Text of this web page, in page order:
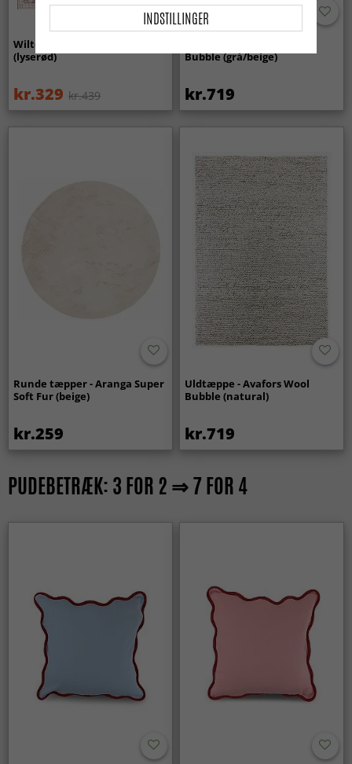
Wilton-tæppe - Gombalia
(lyserød)
kr.329 kr.439
Bubble (grå/beige)
kr.719
Runde tæpper - Aranga Super
Soft Fur (beige)
kr.259
Uldtæppe - Avafors Wool
Bubble (natural)
kr.719
PUDEBETRÆK: 3 FOR 2 ⇒ 7 FOR 4
INDSTILLINGER